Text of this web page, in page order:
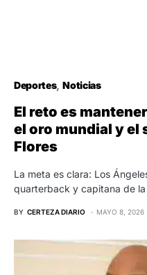
Deportes Noticias
El reto es
el oro mundial y el
Flores
La meta es clara: Los
quarterback y capitana de
BY CERTEZA DIARIO MAYO 8, 2026